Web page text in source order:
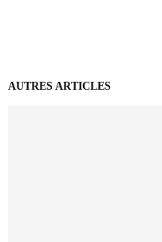
AUTRES ARTICLES